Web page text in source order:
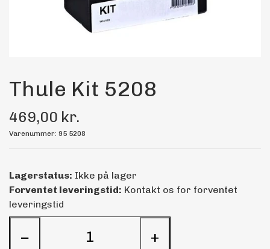
Transport Udstyr
Kemi
Thule Kit 5208
469,00 kr.
Varenummer: 95 5208
Lagerstatus: Ikke på lager
Forventet leveringstid: Kontakt os for forventet
leveringstid
− +